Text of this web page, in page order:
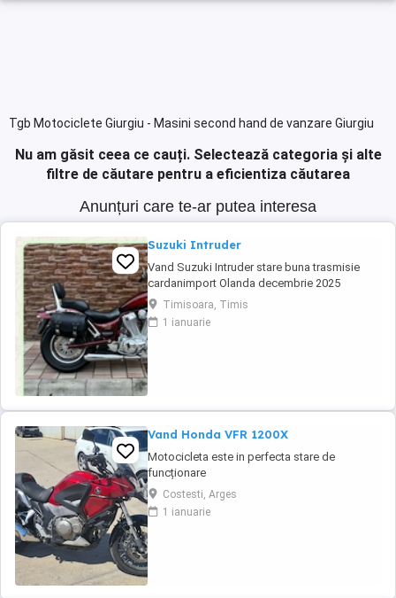
Tgb Motociclete Giurgiu - Masini second hand de vanzare Giurgiu
Nu am găsit ceea ce cauți. Selectează categoria și alte
filtre de căutare pentru a eficientiza căutarea
Anunțuri care te-ar putea interesa
Suzuki Intruder
Vand Suzuki Intruder stare buna trasmisie
cardanimport Olanda decembrie 2025
inmatriculat RO IN FEBRUARIE Nu raspund la
mesaje.Schimb cu ATV plus sau minus
diferenta
Timisoara, Timis
1 ianuarie
Vand Honda VFR 1200X
Motocicleta este in perfecta stare de
funcționare
Costesti, Arges
1 ianuarie